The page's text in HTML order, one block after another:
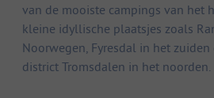
van de mooiste campings van het
kleine idyllische plaatsjes zoals
Noorwegen, Fyresdal in het
district Tromsdalen in het noorden.